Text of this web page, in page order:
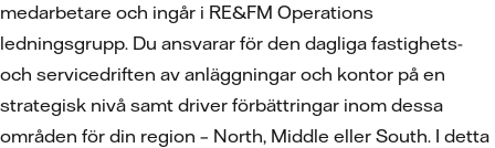
medarbetare och ingår i RE&FM Operations
ledningsgrupp. Du ansvarar för den dagliga fastighets-
och servicedriften av anläggningar och kontor på en
strategisk nivå samt driver förbättringar inom dessa
områden för din region – North, Middle eller South. I detta